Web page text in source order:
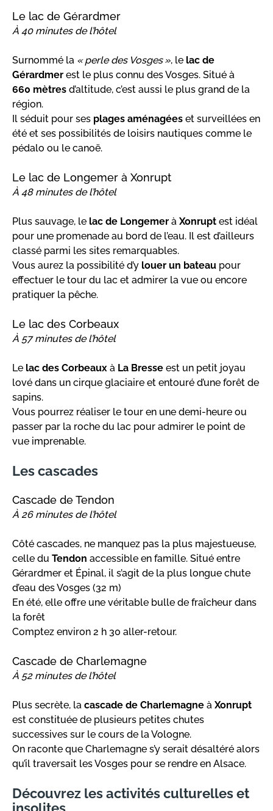
Le lac de Gérardmer
À 40 minutes de l’hôtel
Surnommé la « perle des Vosges », le lac de
Gérardmer est le plus connu des Vosges. Situé à
660 mètres d’altitude, c’est aussi le plus grand de la
région.
Il séduit pour ses plages aménagées et surveillées en
été et ses possibilités de loisirs nautiques comme le
pédalo ou le canoë.
Le lac de Longemer à Xonrupt
À 48 minutes de l’hôtel
Plus sauvage, le lac de Longemer à Xonrupt est idéal
pour une promenade au bord de l’eau. Il est d’ailleurs
classé parmi les sites remarquables.
Vous aurez la possibilité d’y louer un bateau pour
effectuer le tour du lac et admirer la vue ou encore
pratiquer la pêche.
Le lac des Corbeaux
À 57 minutes de l’hôtel
Le lac des Corbeaux à La Bresse est un petit joyau
lové dans un cirque glaciaire et entouré d’une forêt de
sapins.
Vous pourrez réaliser le tour en une demi-heure ou
passer par la roche du lac pour admirer le point de
vue imprenable.
Les cascades
Cascade de Tendon
À 26 minutes de l’hôtel
Côté cascades, ne manquez pas la plus majestueuse,
celle du Tendon accessible en famille. Situé entre
Gérardmer et Épinal, il s’agit de la plus longue chute
d’eau des Vosges (32 m)
En été, elle offre une véritable bulle de fraîcheur dans
la forêt
Comptez environ 2 h 30 aller-retour.
Cascade de Charlemagne
À 52 minutes de l’hôtel
Plus secrète, la cascade de Charlemagne à Xonrupt
est constituée de plusieurs petites chutes
successives sur le cours de la Vologne.
On raconte que Charlemagne s’y serait désaltéré alors
qu’il traversait les Vosges pour se rendre en Alsace.
Découvrez les activités culturelles et